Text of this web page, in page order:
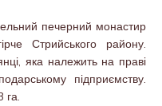
печерний монастир
Стрийського району.
яка належить на праві
підприємству.
га.